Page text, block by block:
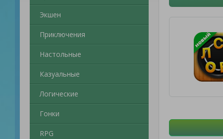
Экшен
Приключения
Настольные
Казуальные
Логические
Гонки
RPG